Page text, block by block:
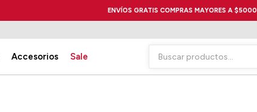
ENVÍOS GRATIS COMPRAS MAYORES A $5000
Accesorios Sale